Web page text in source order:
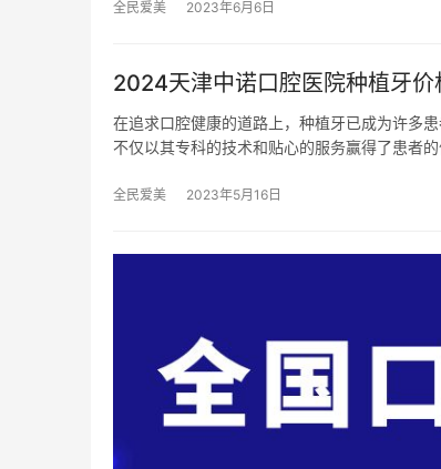
全民爱美 2023年6月6日
2024天津中诺口腔医院种植牙
在追求口腔健康的道路上，种植牙已成为许多
不仅以其专科的技术和贴心的服务赢得了患者
全民爱美 2023年5月16日